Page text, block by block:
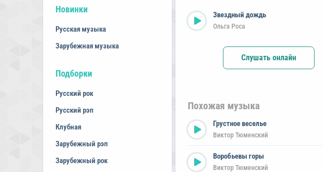
Новинки
Русская музыка
Зарубежная музыка
Подборки
Русский рок
Русский рэп
Клубная
Зарубежный рэп
Зарубежный рок
Звездный дождь
Ольга Роса
Слушать онлайн
Похожая музыка
Грустное веселье
Виктор Тюменский
Воробьевы горы
Виктор Тюменский